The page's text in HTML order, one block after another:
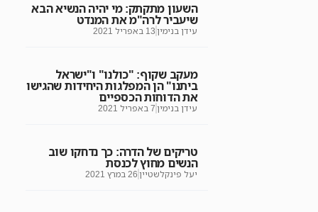
השעון מתקתק: מי יהיה הנשיא הבא
שיעביר לרה"מ את המנדט
עידן בנימין 13 באפריל 2021
מעקב שקוף: "כולנו" ו"ישראל
ביתנו" הן המפלגות היחידות שהגישו
את הדוחות הכספיים
עידן בנימין 7 באפריל 2021
טריקים של הדרה: כך נדחקו שוב
הנשים מחוץ לכנסת
יעל פינקלשטיין 26 במרץ 2021